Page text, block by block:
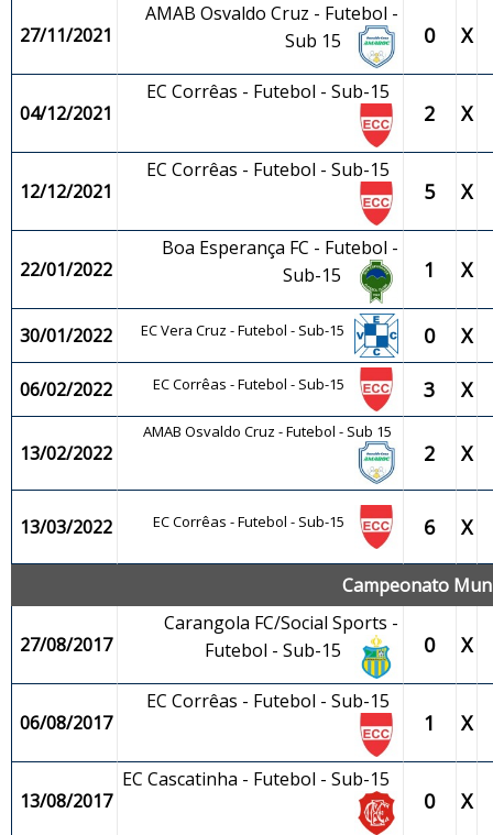
27/11/2021
AMAB Osvaldo Cruz - Futebol -
Sub 15
0 X
04/12/2021
EC Corrêas - Futebol - Sub-15
2 X
12/12/2021
EC Corrêas - Futebol - Sub-15
5 X
22/01/2022
Boa Esperança FC - Futebol -
Sub-15
1 X
30/01/2022 EC Vera Cruz - Futebol - Sub-15 0 X
06/02/2022 EC Corrêas - Futebol - Sub-15 3 X
13/02/2022
AMAB Osvaldo Cruz - Futebol - Sub 15
2 X
13/03/2022 EC Corrêas - Futebol - Sub-15 6 X
Campeonato
27/08/2017
Carangola FC/Social Sports -
Futebol - Sub-15
0 X
06/08/2017
EC Corrêas - Futebol - Sub-15
1 X
13/08/2017
EC Cascatinha - Futebol - Sub-15
0 X